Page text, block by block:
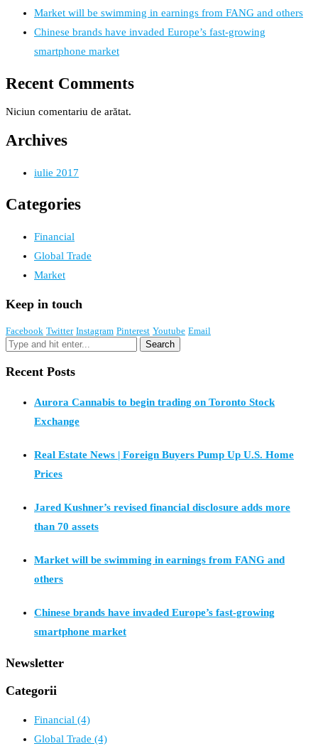
Market will be swimming in earnings from FANG and others
Chinese brands have invaded Europe’s fast-growing
smartphone market
Recent Comments
Niciun comentariu de arătat.
Archives
iulie 2017
Categories
Financial
Global Trade
Market
Keep in touch
Facebook Twitter Instagram Pinterest Youtube Email
Recent Posts
Aurora Cannabis to begin trading on Toronto Stock
Exchange
Real Estate News | Foreign Buyers Pump Up U.S. Home
Prices
Jared Kushner’s revised financial disclosure adds more
than 70 assets
Market will be swimming in earnings from FANG and
others
Chinese brands have invaded Europe’s fast-growing
smartphone market
Newsletter
Categorii
Financial (4)
Global Trade (4)